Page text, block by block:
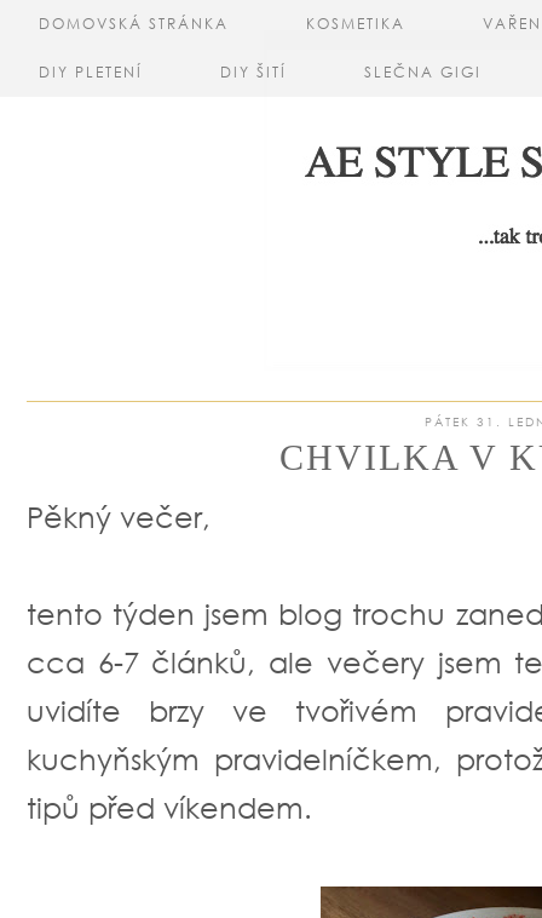
DOMOVSKÁ STRÁNKA KOSMETIKA
DIY PLETENÍ DIY ŠITÍ SLEČNA GIGI
PÁTEK 31.
CHVILKA V
Pěkný večer,
tento týden jsem blog trochu
cca 6-7 článků, ale večery jsem
uvidíte brzy ve tvořivém
kuchyňským pravidelníčkem,
tipů před víkendem.